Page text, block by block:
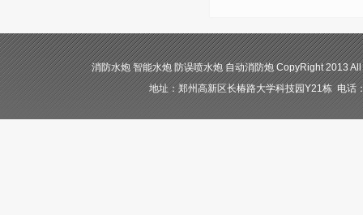
消防水炮 智能水炮 防误喷水炮 自动消防炮 CopyRight 2013
地址：郑州高新区长椿路大学科技园Y21栋 电